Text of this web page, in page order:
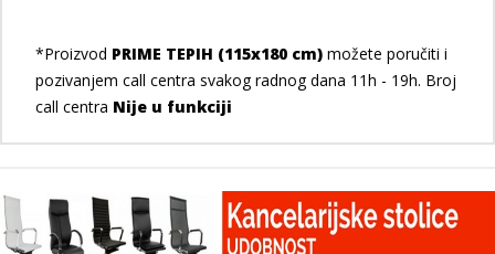
*Proizvod PRIME TEPIH (115x180 cm) možete poručiti i
pozivanjem call centra svakog radnog dana 11h - 19h. Broj
call centra Nije u funkciji